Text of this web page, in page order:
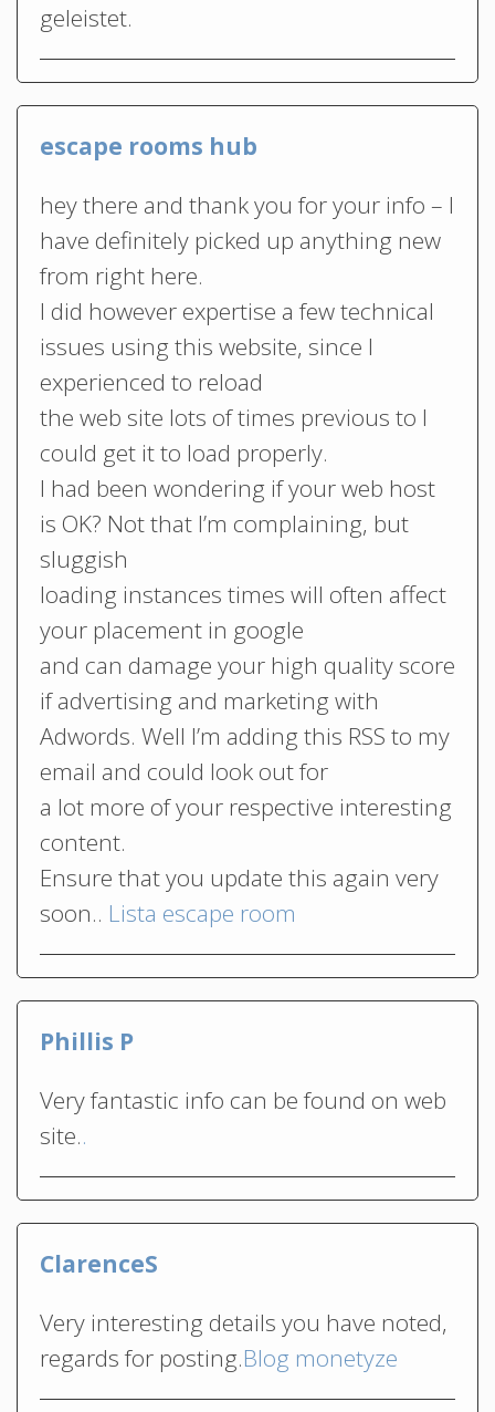
geleistet.
escape rooms hub
hey there and thank you for your info – I
have definitely picked up anything new
from right here.
I did however expertise a few technical
issues using this website, since I
experienced to reload
the web site lots of times previous to I
could get it to load properly.
I had been wondering if your web host
is OK? Not that I’m complaining, but
sluggish
loading instances times will often affect
your placement in google
and can damage your high quality score
if advertising and marketing with
Adwords. Well I’m adding this RSS to my
email and could look out for
a lot more of your respective interesting
content.
Ensure that you update this again very
soon.. Lista escape room
Phillis P
Very fantastic info can be found on web
site..
ClarenceS
Very interesting details you have noted,
regards for posting.Blog monetyze